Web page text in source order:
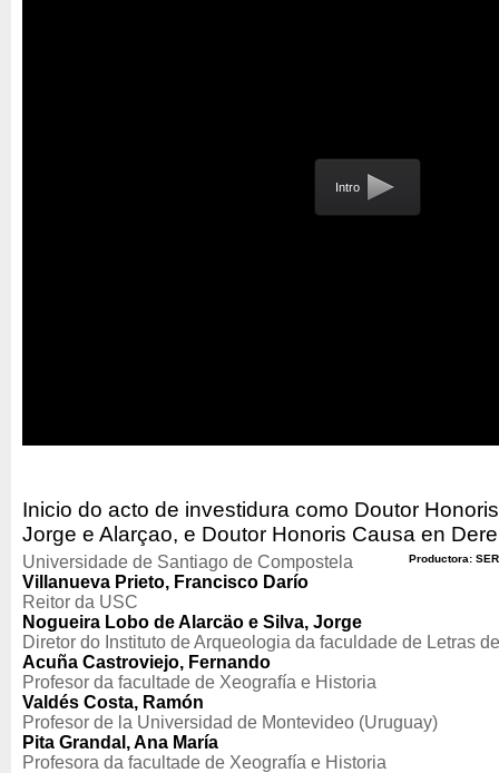
Intro
Inicio do acto de investidura como Doutor
Jorge e Alarçao, e Doutor Honoris Causa en
Productora:
Universidade de Santiago de Compostela
Villanueva Prieto, Francisco Darío
Reitor da USC
Nogueira Lobo de Alarcäo e Silva, Jorge
Diretor do Instituto de Arqueologia da faculdade de Letras
Acuña Castroviejo, Fernando
Profesor da facultade de Xeografía e Historia
Valdés Costa, Ramón
Profesor de la Universidad de Montevideo (Uruguay)
Pita Grandal, Ana María
Profesora da facultade de Xeografía e Historia